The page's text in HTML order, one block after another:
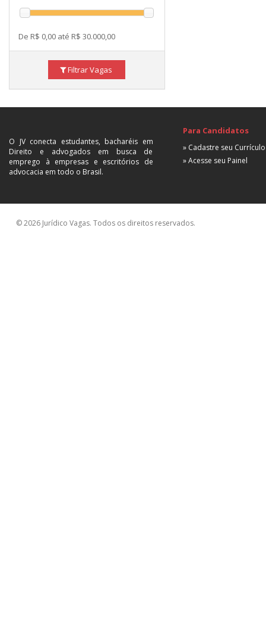
De R$ 0,00 até R$ 30.000,00
Filtrar Vagas
O JV conecta estudantes, bacharéis em
Direito e advogados em busca de
emprego à empresas e escritórios de
advocacia em todo o Brasil.
Para Candidatos
» Cadastre seu Currículo
» Acesse seu Painel
© 2026 Jurídico Vagas. Todos os direitos reservados.